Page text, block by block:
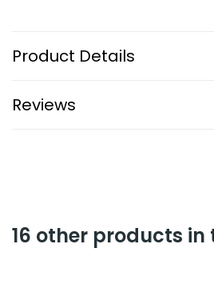
Product Details
Reviews
16 other products